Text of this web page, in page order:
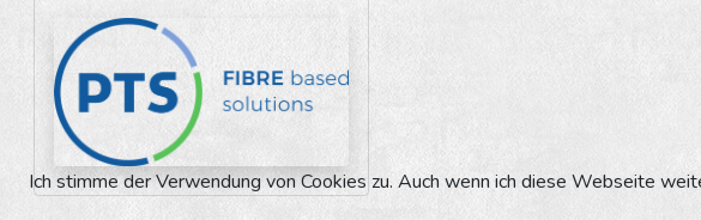
Ich stimme der Verwendung von Cookies zu. Auch wenn ich diese Webseite